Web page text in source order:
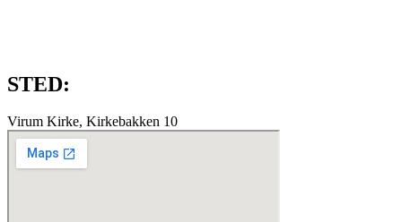
STED:
Virum Kirke, Kirkebakken 10